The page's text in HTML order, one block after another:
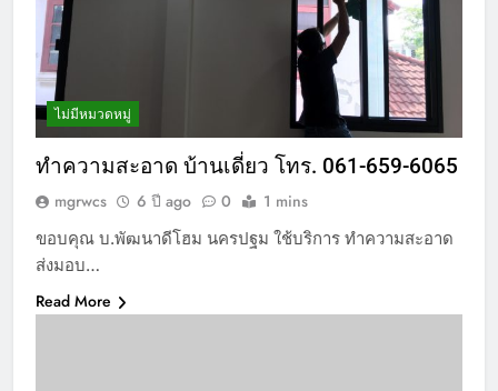
ไม่มีหมวดหมู่
ทำความสะอาด บ้านเดี่ยว โทร. 061-659-6065
mgrwcs 6 ปี ago 0 1 mins
ขอบคุณ บ.พัฒนาดีโฮม นครปฐม ใช้บริการ ทำความสะอาด
ส่งมอบ…
Read More